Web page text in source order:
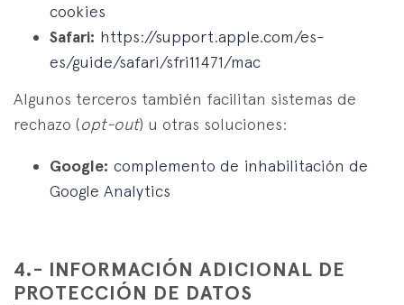
cookies
Safari: https://support.apple.com/es-
es/guide/safari/sfri11471/mac
Algunos terceros también facilitan sistemas de
rechazo (opt-out) u otras soluciones:
Google: complemento de inhabilitación de
Google Analytics
4.- INFORMACIÓN ADICIONAL DE
PROTECCIÓN DE DATOS